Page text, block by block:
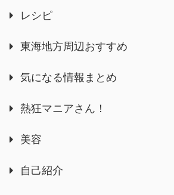
レシピ
東海地方周辺おすすめ
気になる情報まとめ
熱狂マニアさん！
美容
自己紹介